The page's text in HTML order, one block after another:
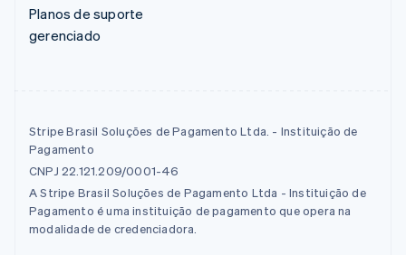
Planos de suporte
gerenciado
Stripe Brasil Soluções de Pagamento Ltda. - Instituição de
Pagamento
CNPJ 22.121.209/0001-46
A Stripe Brasil Soluções de Pagamento Ltda - Instituição de
Pagamento é uma instituição de pagamento que opera na
modalidade de credenciadora.